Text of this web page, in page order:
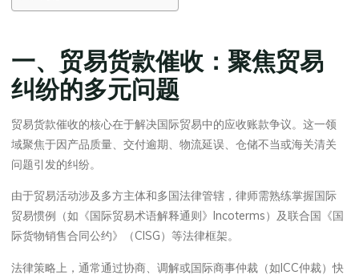
一、贸易货款催收：聚焦贸易
纠纷的多元问题
贸易货款催收的核心在于解决国际贸易中的应收账款争议。这一领
域聚焦于因产品质量、交付逾期、物流延误、仓储不当或海关清关
问题引发的纠纷。
由于贸易活动涉及多方主体和多国法律管辖，律师需熟练掌握国际
贸易惯例（如《国际贸易术语解释通则》Incoterms）及联合国《国
际货物销售合同公约》（CISG）等法律框架。
法律策略上，通常通过协商、调解或国际商事仲裁（如ICC仲裁）快